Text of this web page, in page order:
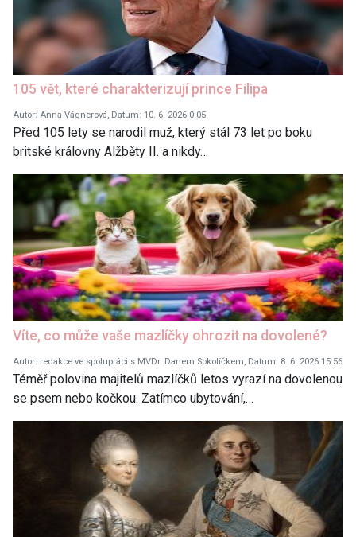
105 vět, které charakterizují prince Filipa
Autor: Anna Vágnerová, Datum: 10. 6. 2026 0:05
Před 105 lety se narodil muž, který stál 73 let po boku
britské královny Alžběty II. a nikdy…
Víte, co může vaše mazlíčky ohrozit na dovolené?
Autor: redakce ve spolupráci s MVDr. Danem Sokolíčkem, Datum: 8. 6. 2026 15:56
Téměř polovina majitelů mazlíčků letos vyrazí na dovolenou
se psem nebo kočkou. Zatímco ubytování,…